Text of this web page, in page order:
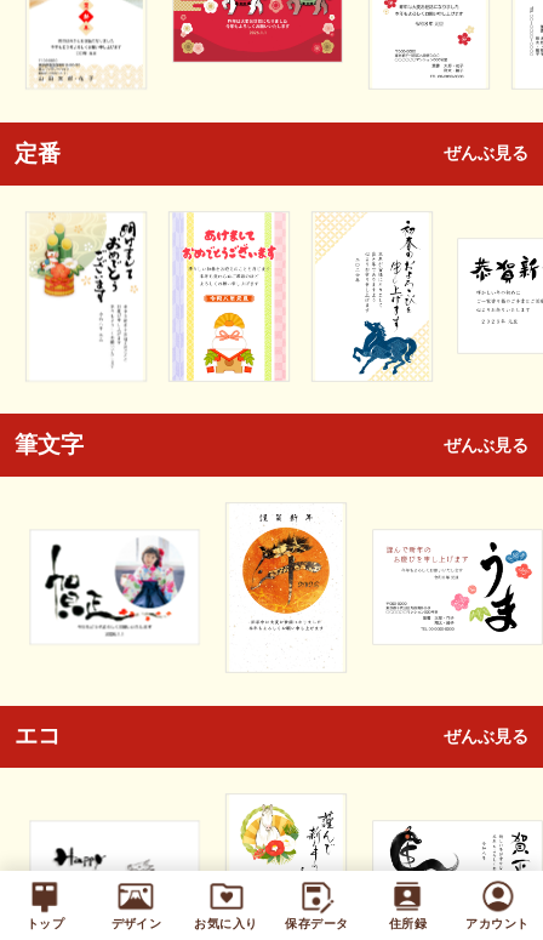
トップ デザイン お気に入り 保存データ 住所録 アカウント
定番 ぜんぶ見る
筆文字 ぜんぶ見る
エコ ぜんぶ見る